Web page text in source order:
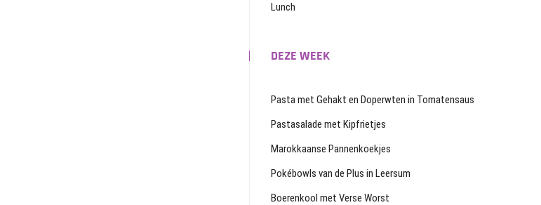
Lunch
DEZE WEEK
Pasta met Gehakt en Doperwten in Tomatensaus
Pastasalade met Kipfrietjes
Marokkaanse Pannenkoekjes
Pokébowls van de Plus in Leersum
Boerenkool met Verse Worst